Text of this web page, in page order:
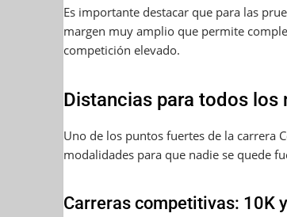
Es importante destacar que para las
margen muy amplio que permite
competición elevado.
Distancias para todos los
Uno de los puntos fuertes de la carrera
modalidades para que nadie se quede
Carreras competitivas: 10K